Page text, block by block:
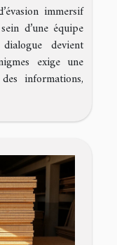
immersif
d’une équipe
devient
exige une
informations,